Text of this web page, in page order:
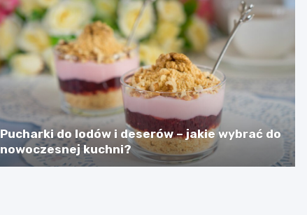
Pucharki do lodów i deserów – jakie wybrać do
nowoczesnej kuchni?